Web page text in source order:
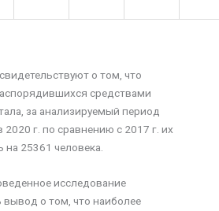
о том, что
средствами
за анализируемый период
2020 г. по сравнению с 2017 г. их
25361 человека.
исследование
вывод о том, что наиболее